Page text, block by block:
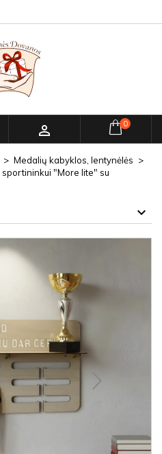
 0
Medalių kabyklos, lentynėlės
"More lite" su